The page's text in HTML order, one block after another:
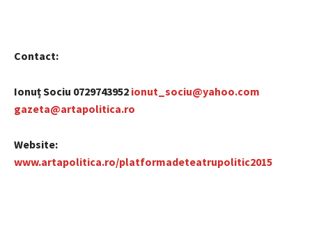
Contact:
Ionuț Sociu 0729743952 ionut_sociu@yahoo.com
gazeta@artapolitica.ro
Website:
www.artapolitica.ro/platformadeteatrupolitic2015